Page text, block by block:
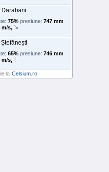
Darabani
75% presiune: 747 mm
m/s,
65% presiune: 746 mm
m/s,
la Celsium.ro